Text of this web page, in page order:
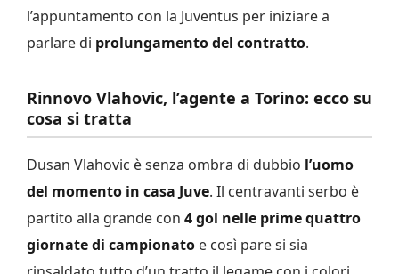
l’appuntamento con la Juventus per iniziare a
parlare di prolungamento del contratto.
Rinnovo Vlahovic, l’agente a Torino: ecco su
cosa si tratta
Dusan Vlahovic è senza ombra di dubbio l’uomo
del momento in casa Juve. Il centravanti serbo è
partito alla grande con 4 gol nelle prime quattro
giornate di campionato e così pare si sia